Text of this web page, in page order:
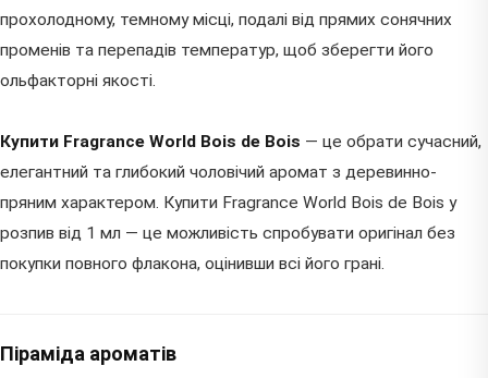
прохолодному, темному місці, подалі від прямих сонячних
променів та перепадів температур, щоб зберегти його
ольфакторні якості.
Купити Fragrance World Bois de Bois — це обрати сучасний,
елегантний та глибокий чоловічий аромат з деревинно-
пряним характером. Купити Fragrance World Bois de Bois у
розпив від 1 мл — це можливість спробувати оригінал без
покупки повного флакона, оцінивши всі його грані.
Піраміда ароматів